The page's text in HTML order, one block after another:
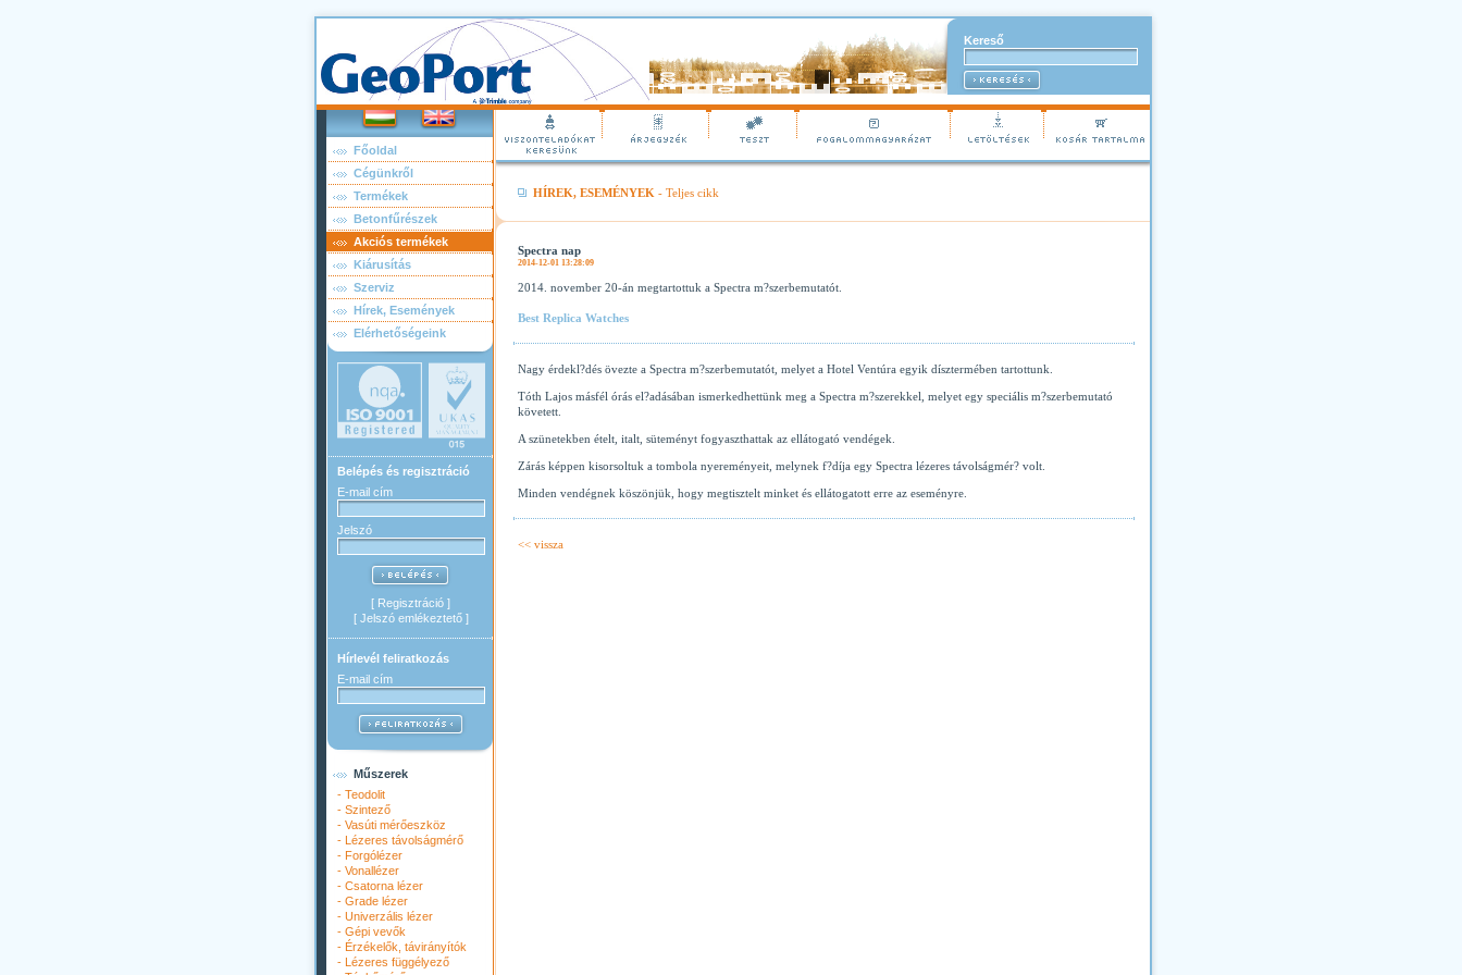
Kereső
Főoldal
Cégünkről
Termékek
Betonfűrészek
Akciós termékek
Kiárusítás
Szerviz
Hírek, Események
Elérhetőségeink
Belépés és regisztráció
E-mail cím
Jelszó
[ Regisztráció ]
[ Jelszó emlékeztető]
Hírlevél feliratkozás
E-mail cím
Műszerek
- Teodolit
- Szintező
- Vasúti mérőeszköz
- Lézeres távolságmérő
- Forgólézer
- Vonallézer
- Csatorna lézer
- Grade lézer
- Univerzális lézer
- Gépi vevők
- Érzékelők, távirányítók
- Lézeres függélyező
HÍREK, ESEMÉNYEK - Teljes cikk
Spectra nap
2014-12-01 13:28:09
2014. november 20-án megtartottuk a Spectra m?szerbemutatót.
Best Replica Watches
Nagy érdekl?dés övezte a Spectra m?szerbemutatót, melyet a Hotel Ventúra egyik dísztermében tartottunk.
Tóth Lajos másfél órás el?adásában ismerkedhettünk meg a Spectra m?szerekkel, melyet egy speciális m?szerbemutató
követett.
A szünetekben ételt, italt, süteményt fogyaszthattak az ellátogató vendégek.
Zárás képpen kisorsoltuk a tombola nyereményeit, melynek f?díja egy Spectra lézeres távolságmér? volt.
Minden vendégnek köszönjük, hogy megtisztelt minket és ellátogatott erre az eseményre.
<< vissza